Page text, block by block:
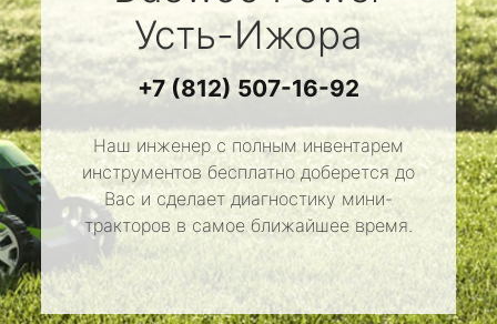
Усть-Ижора
+7 (812) 507-16-92
Наш инженер с полным инвентарем
инструментов бесплатно доберется до
Вас и сделает диагностику мини-
тракторов в самое ближайшее время.